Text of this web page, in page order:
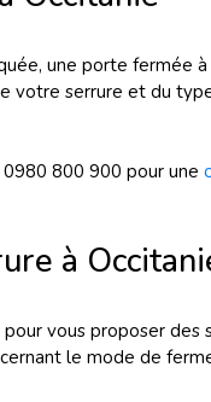
une porte fermée
votre serrure et du
0980 800 900 pour une
à
vous proposer
le mode de